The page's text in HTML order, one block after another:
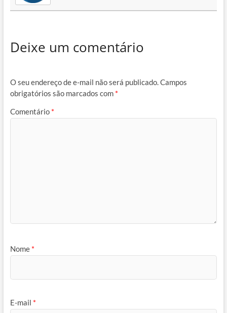
Deixe um comentário
O seu endereço de e-mail não será publicado.Campos
obrigatórios são marcados com *
Comentário *
Nome *
E-mail *